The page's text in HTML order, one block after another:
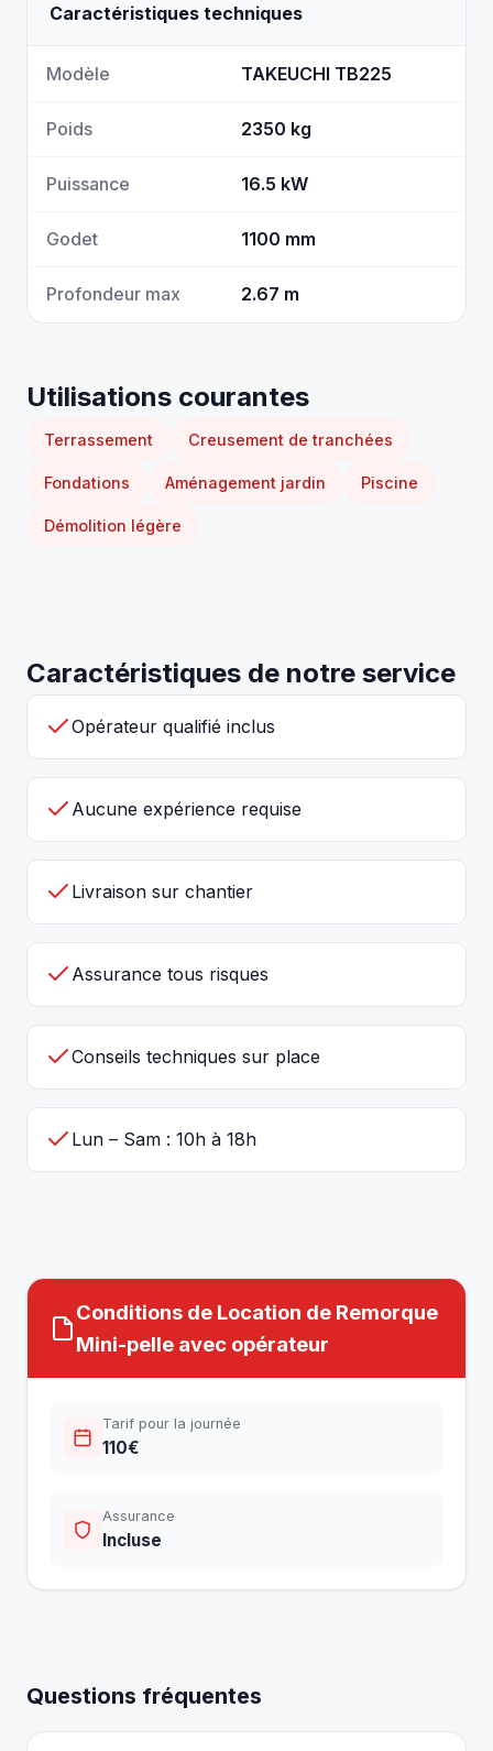
Caractéristiques techniques
Modèle TAKEUCHI TB225
Poids 2350 kg
Puissance 16.5 kW
Godet 1100 mm
Profondeur max 2.67 m
Utilisations courantes
Terrassement Creusement de tranchées
Fondations Aménagement jardin Piscine
Démolition légère
Caractéristiques de notre service
Opérateur qualifié inclus
Aucune expérience requise
Livraison sur chantier
Assurance tous risques
Conseils techniques sur place
Lun – Sam : 10h à 18h
Conditions de Location de Remorque
Mini-pelle avec opérateur
Tarif pour la journée
110€
Assurance
Incluse
Questions fréquentes